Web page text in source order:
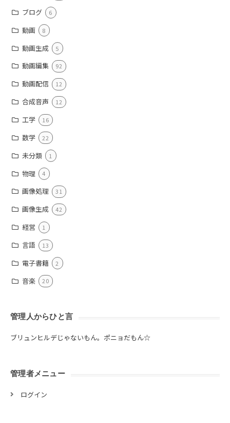
ブログ 6
動画 8
動画生成 5
動画編集 92
動画配信 12
合成音声 12
工学 16
数学 22
未分類 1
物理 4
画像処理 31
画像生成 42
経営 1
言語 13
電子書籍 2
音楽 20
管理人からひと言
ブリュンヒルデじゃないもん。ポニョだもん☆
管理者メニュー
ログイン